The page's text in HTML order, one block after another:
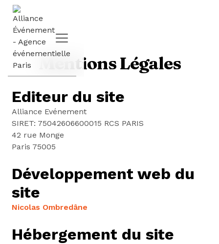
Mentions Légales
Editeur du site
Alliance Evénement
SIRET: 75042606600015 RCS PARIS
42 rue Monge
Paris 75005
Développement web du
site
Nicolas Ombredâne
Hébergement du site